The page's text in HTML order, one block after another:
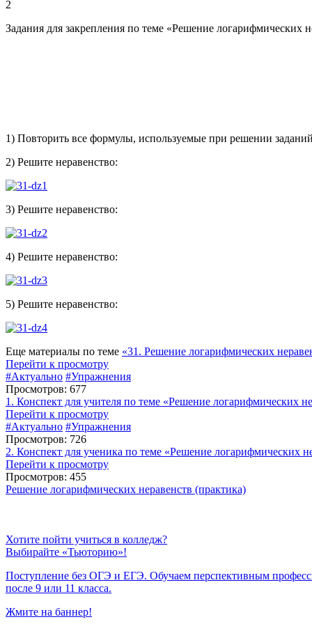
2
Задания для закрепления по теме «Решение логарифмических
1) Повторить все формулы, используемые при решении заданий
2) Решите неравенство:
3) Решите неравенство:
4) Решите неравенство:
5) Решите неравенство:
Еще материалы по теме «31. Решение логарифмических
Перейти к просмотру
#Актуально #Упражнения
Просмотров: 677
1. Конспект для учителя по теме «Решение логарифмических
Перейти к просмотру
#Актуально #Упражнения
Просмотров: 726
2. Конспект для ученика по теме «Решение логарифмических
Перейти к просмотру
Просмотров: 455
Решение логарифмических неравенств (практика)
Хотите пойти учиться в колледж?
Выбирайте «Тьюторию»!
Поступление без ОГЭ и ЕГЭ. Обучаем перспективным
после 9 или 11 класса.
Жмите на баннер!